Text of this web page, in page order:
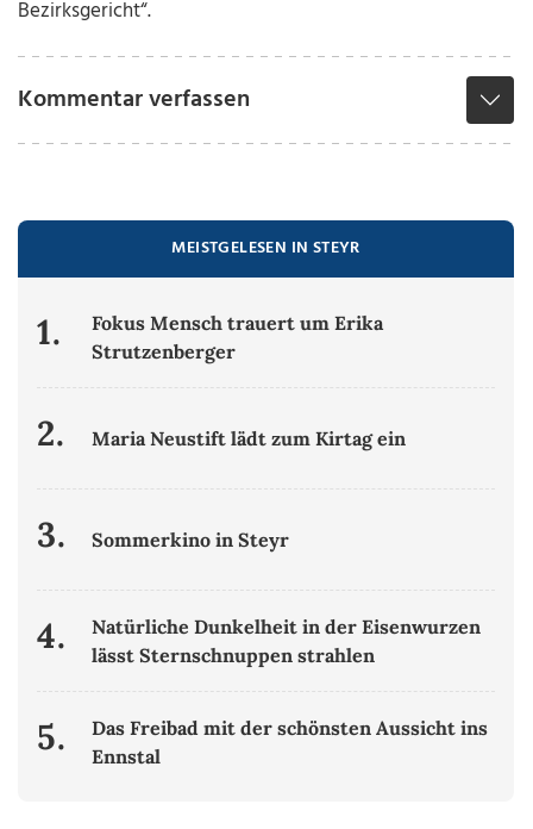
Bezirksgericht“.
Kommentar verfassen
MEISTGELESEN IN STEYR
1.
Fokus Mensch trauert um Erika
Strutzenberger
2. Maria Neustift lädt zum Kirtag ein
3. Sommerkino in Steyr
4.
Natürliche Dunkelheit in der Eisenwurzen
lässt Sternschnuppen strahlen
5.
Das Freibad mit der schönsten Aussicht ins
Ennstal